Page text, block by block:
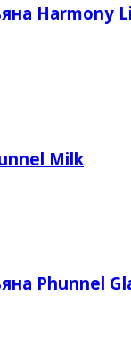
Harmony
Milk
Phunnel